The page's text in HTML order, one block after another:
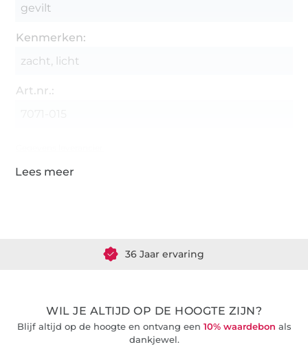
gevilt
Kenmerken:
zacht, licht
Art.nr.:
36 Jaar ervaring
WIL JE ALTIJD OP DE HOOGTE ZIJN?
Blijf altijd op de hoogte en ontvang een 10% waardebon als
dankjewel.